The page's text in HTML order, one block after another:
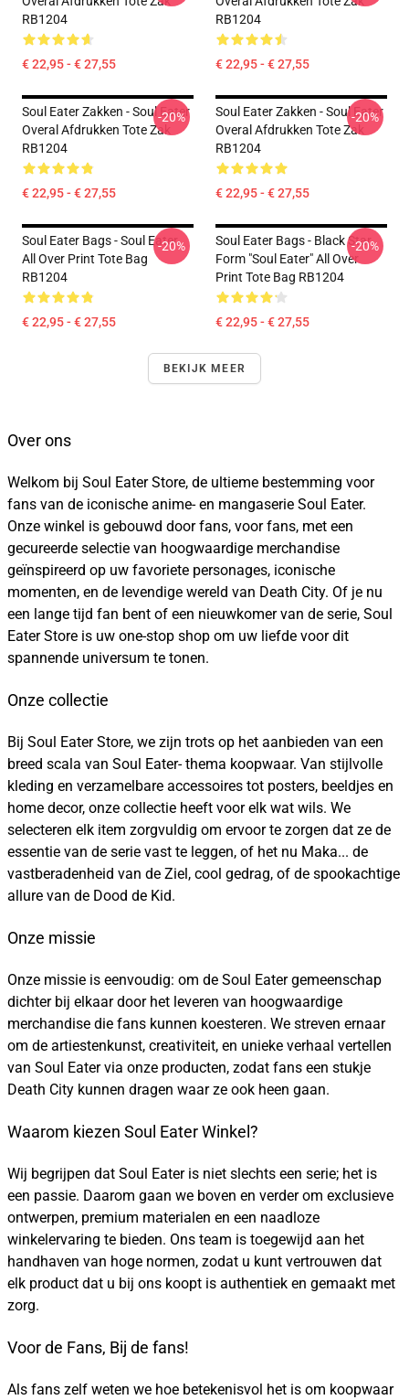
RB1204
€ 22,95 - € 27,55
RB1204
€ 22,95 - € 27,55
Soul Eater Zakken - Soul Eater
Overal Afdrukken Tote Zak
RB1204
€ 22,95 - € 27,55
-20%
Soul Eater Zakken - Soul Eater
Overal Afdrukken Tote Zak
RB1204
€ 22,95 - € 27,55
-20%
Soul Eater Bags - Soul Eater
All Over Print Tote Bag
RB1204
€ 22,95 - € 27,55
-20%
Soul Eater Bags - Black Star
Form "Soul Eater" All Over
Print Tote Bag RB1204
€ 22,95 - € 27,55
-20%
BEKIJK MEER
Over ons
Welkom bij Soul Eater Store, de ultieme bestemming voor
fans van de iconische anime- en mangaserie Soul Eater.
Onze winkel is gebouwd door fans, voor fans, met een
gecureerde selectie van hoogwaardige merchandise
geïnspireerd op uw favoriete personages, iconische
momenten, en de levendige wereld van Death City. Of je nu
een lange tijd fan bent of een nieuwkomer van de serie, Soul
Eater Store is uw one-stop shop om uw liefde voor dit
spannende universum te tonen.
Onze collectie
Bij Soul Eater Store, we zijn trots op het aanbieden van een
breed scala van Soul Eater- thema koopwaar. Van stijlvolle
kleding en verzamelbare accessoires tot posters, beeldjes en
home decor, onze collectie heeft voor elk wat wils. We
selecteren elk item zorgvuldig om ervoor te zorgen dat ze de
essentie van de serie vast te leggen, of het nu Maka... de
vastberadenheid van de Ziel, cool gedrag, of de spookachtige
allure van de Dood de Kid.
Onze missie
Onze missie is eenvoudig: om de Soul Eater gemeenschap
dichter bij elkaar door het leveren van hoogwaardige
merchandise die fans kunnen koesteren. We streven ernaar
om de artiestenkunst, creativiteit, en unieke verhaal vertellen
van Soul Eater via onze producten, zodat fans een stukje
Death City kunnen dragen waar ze ook heen gaan.
Waarom kiezen Soul Eater Winkel?
Wij begrijpen dat Soul Eater is niet slechts een serie; het is
een passie. Daarom gaan we boven en verder om exclusieve
ontwerpen, premium materialen en een naadloze
winkelervaring te bieden. Ons team is toegewijd aan het
handhaven van hoge normen, zodat u kunt vertrouwen dat
elk product dat u bij ons koopt is authentiek en gemaakt met
zorg.
Voor de Fans, Bij de fans!
Als fans zelf weten we hoe betekenisvol het is om koopwaar